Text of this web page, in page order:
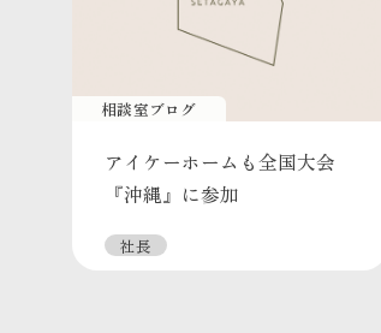
相談室ブログ
アイケーホームも全国大会
『沖縄』に参加
社長